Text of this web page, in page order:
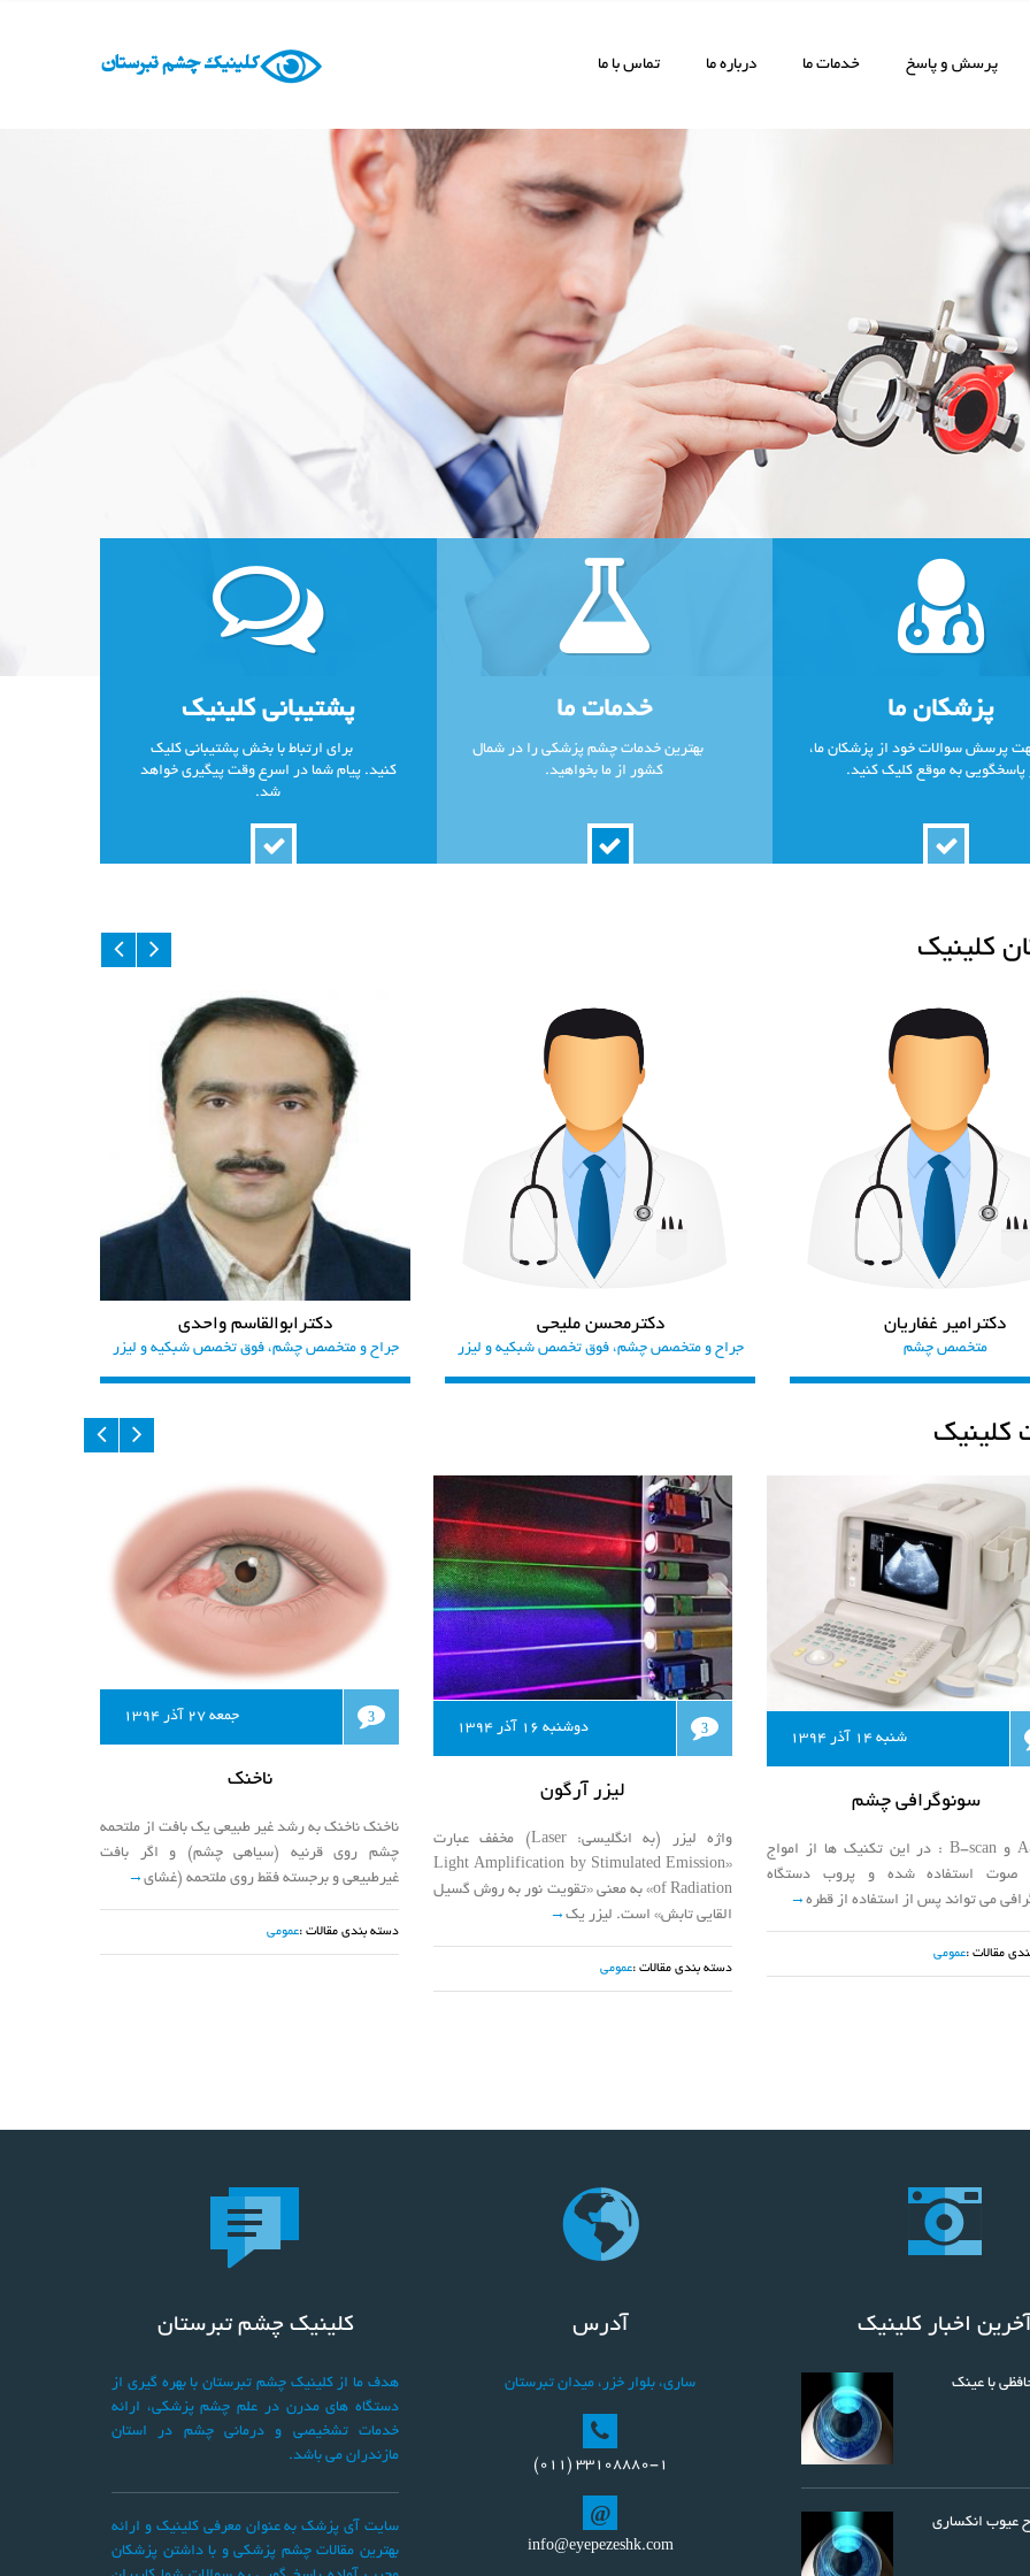
پرسش و پاسخ خدمات ما درباره ما تماس با ما
پشتیبانی کلینیک
برای ارتباط با بخش پشتیبانی کلیک
کنید. پیام شما در اسرع وقت پیگیری خواهد
شد.
خدمات ما
بهترین خدمات چشم پزشکی را در شمال
کشور از ما بخواهید.
پزشکان ما
پرسش سوالات خود از پزشکان ما،
پاسخگویی به موقع کلیک کنید.
کلینیک
دکترابوالقاسم واحدی
جراح و متخصص چشم، فوق تخصص شبکیه و لیزر
دکترمحسن ملیحی
جراح و متخصص چشم، فوق تخصص شبکیه و لیزر
دکترامیر غفاریان
متخصص چشم
کلینیک
جمعه 27 آذر 1394 3
ناخنک
ناخنک ناخنک به رشد غیر طبیعی یک بافت از ملتحمه
چشم روی قرنیه (سیاهی چشم) و اگر بافت
غیرطبیعی و برجسته فقط روی ملتحمه (غشای →
دسته بندی مقالات :عمومی
دوشنبه 16 آذر 1394 3
لیزر آرگون
واژه لیزر (به انگلیسی: Laser) مخفف عبارت
«Light Amplification by Stimulated Emission
of Radiation» به معنی «تقویت نور به روش گسیل
القایی تابش» است. لیزر یک →
دسته بندی مقالات :عمومی
شنبه 14 آذر 1394
سونوگرافی چشم
A-scan و B-scan : در این تکنیک ها از امواج
صوت استفاده شده و پروب دستگاه
می تواند پس از استفاده از قطره →
مقالات :عمومی
کلینیک چشم تبرستان
هدف ما از کلینیک چشم تبرستان با بهره گیری از
دستگاه های مدرن در علم چشم پزشکی، ارائه
خدمات تشخیصی و درمانی چشم در استان
مازندران می باشد.
سایت آی پزشک به عنوان معرفی کلینیک و ارائه
بهترین مقالات چشم پزشکی و با داشتن پزشکان
آدرس
ساري، بلوار خزر، میدان تبرستان
(011) 33108880-1
@
info@eyepezeshk.com
آخرین اخبار کلینیک
با عینک
عیوب انکساری